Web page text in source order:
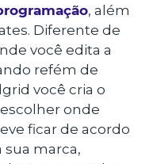
, além
Diferente de
você edita a
refém de
você cria o
onde
ficar de acordo
marca,